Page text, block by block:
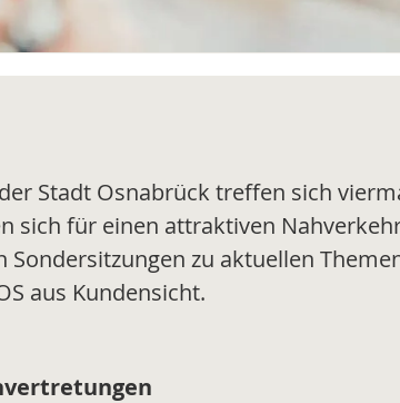
Stadt Osnabrück treffen sich
sich für einen attraktiven
zu aktuellen
aus Kundensicht.